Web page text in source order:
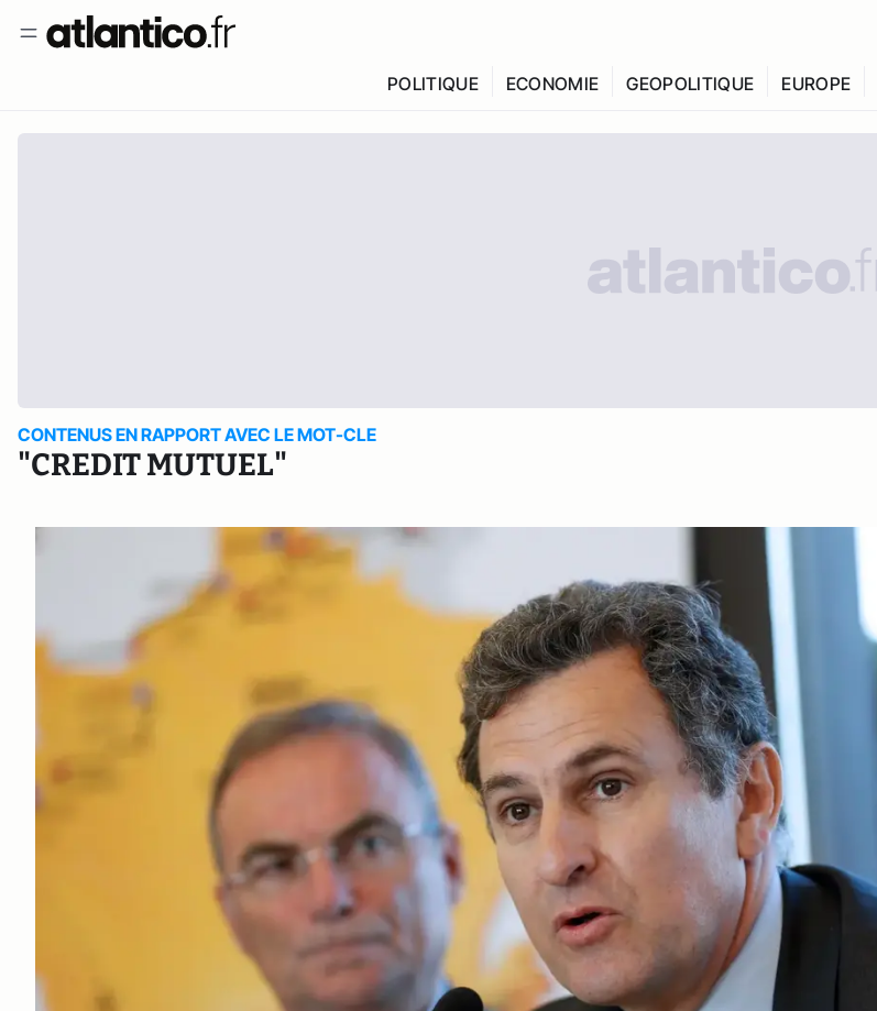
POLITIQUE ECONOMIE GEOPOLITIQUE EUROPE
CONTENUS EN RAPPORT AVEC LE MOT-CLE
"CREDIT MUTUEL"